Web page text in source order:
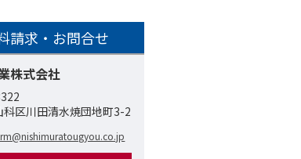
請求・お問合せ
株式会社
科区川田清水焼団地町3-2